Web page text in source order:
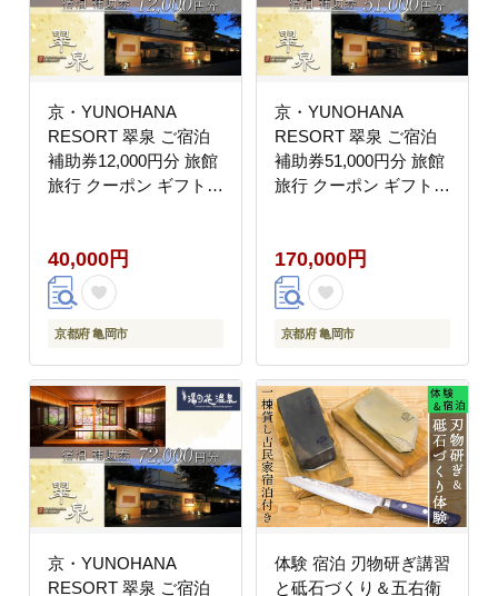
京・YUNOHANA
RESORT 翠泉 ご宿泊
補助券12,000円分 旅館
旅行 クーポン ギフト
40,000円
京都府 亀岡市
京・YUNOHANA
RESORT 翠泉 ご宿泊
補助券51,000円分 旅館
旅行 クーポン ギフト
170,000円
京都府 亀岡市
京・YUNOHANA
RESORT 翠泉 ご宿泊
体験 宿泊 刃物研ぎ講習
と砥石づくり＆五右衛